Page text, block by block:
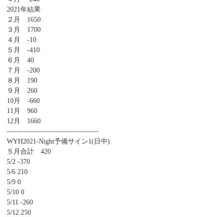
2021年結果
２月 1650
３月 1700
４月 -10
５月 -410
６月 40
７月 -200
８月 190
９月 260
10月 -660
11月 960
12月 1660
--------------------------------------
WYH2021-Night予備サイン1(日中)
５月合計 420
5/2 -370
5/6 210
5/9 0
5/10 0
5/11 -260
5/12 250